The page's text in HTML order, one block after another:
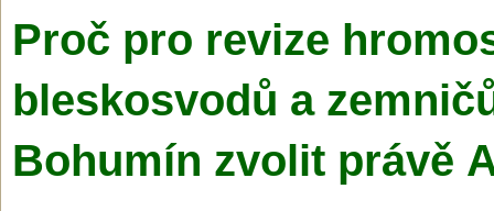
Proč pro revize
bleskosvodů a
Bohumín zvolit právě